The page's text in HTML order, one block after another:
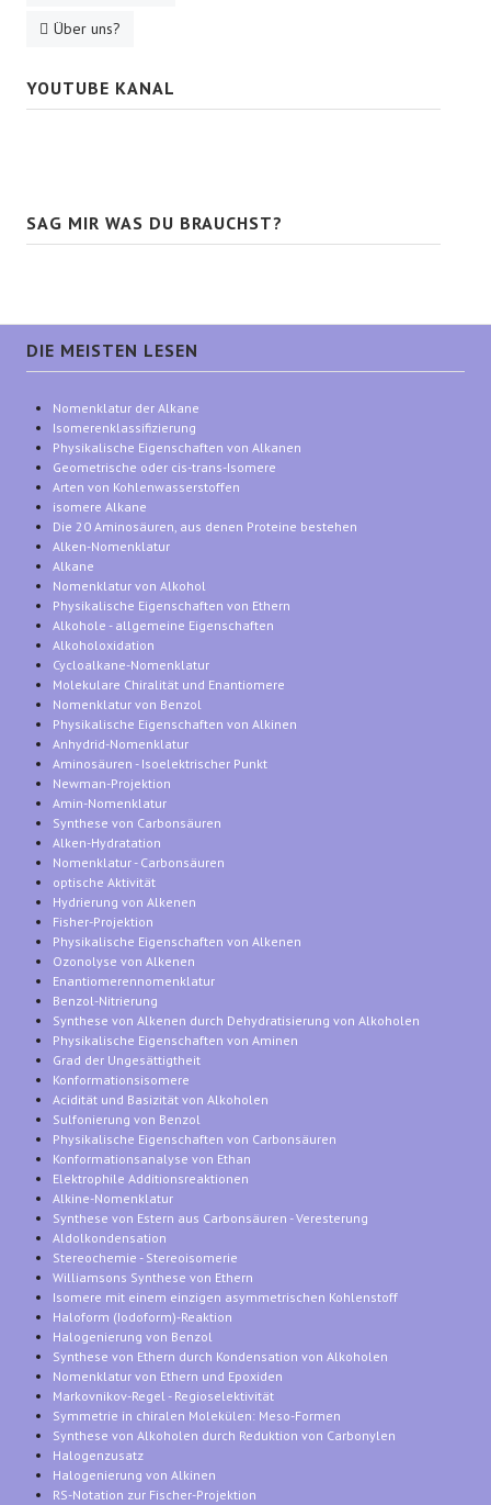
Über uns?
YOUTUBE KANAL
SAG MIR WAS DU BRAUCHST?
DIE MEISTEN LESEN
Nomenklatur der Alkane
Isomerenklassifizierung
Physikalische Eigenschaften von Alkanen
Geometrische oder cis-trans-Isomere
Arten von Kohlenwasserstoffen
isomere Alkane
Die 20 Aminosäuren, aus denen Proteine bestehen
Alken-Nomenklatur
Alkane
Nomenklatur von Alkohol
Physikalische Eigenschaften von Ethern
Alkohole - allgemeine Eigenschaften
Alkoholoxidation
Cycloalkane-Nomenklatur
Molekulare Chiralität und Enantiomere
Nomenklatur von Benzol
Physikalische Eigenschaften von Alkinen
Anhydrid-Nomenklatur
Aminosäuren - Isoelektrischer Punkt
Newman-Projektion
Amin-Nomenklatur
Synthese von Carbonsäuren
Alken-Hydratation
Nomenklatur - Carbonsäuren
optische Aktivität
Hydrierung von Alkenen
Fisher-Projektion
Physikalische Eigenschaften von Alkenen
Ozonolyse von Alkenen
Enantiomerennomenklatur
Benzol-Nitrierung
Synthese von Alkenen durch Dehydratisierung von Alkoholen
Physikalische Eigenschaften von Aminen
Grad der Ungesättigtheit
Konformationsisomere
Acidität und Basizität von Alkoholen
Sulfonierung von Benzol
Physikalische Eigenschaften von Carbonsäuren
Konformationsanalyse von Ethan
Elektrophile Additionsreaktionen
Alkine-Nomenklatur
Synthese von Estern aus Carbonsäuren - Veresterung
Aldolkondensation
Stereochemie - Stereoisomerie
Williamsons Synthese von Ethern
Isomere mit einem einzigen asymmetrischen Kohlenstoff
Haloform (Iodoform)-Reaktion
Halogenierung von Benzol
Synthese von Ethern durch Kondensation von Alkoholen
Nomenklatur von Ethern und Epoxiden
Markovnikov-Regel - Regioselektivität
Symmetrie in chiralen Molekülen: Meso-Formen
Synthese von Alkoholen durch Reduktion von Carbonylen
Halogenzusatz
Halogenierung von Alkinen
RS-Notation zur Fischer-Projektion